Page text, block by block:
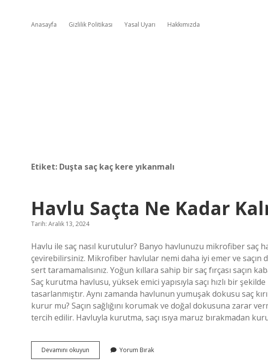
Anasayfa Gizlilik Politikası Yasal Uyarı Hakkımızda
Etiket: Duşta saç kaç kere yıkanmalı
Havlu Saçta Ne Kadar
Tarih: Aralık 13, 2024
Havlu ile saç nasıl kurutulur? Banyo havlunuzu mikrofiber saç
çevirebilirsiniz. Mikrofiber havlular nemi daha iyi emer ve saçın
sert taramamalısınız. Yoğun kıllara sahip bir saç fırçası saçın
Saç kurutma havlusu, yüksek emici yapısıyla saçı hızlı bir
tasarlanmıştır. Aynı zamanda havlunun yumuşak dokusu saç
kurur mu? Saçın sağlığını korumak ve doğal dokusuna zarar
tercih edilir. Havluyla kurutma, saçı ısıya maruz bırakmadan
Devamını okuyun
Saçta
Yorum Bırak